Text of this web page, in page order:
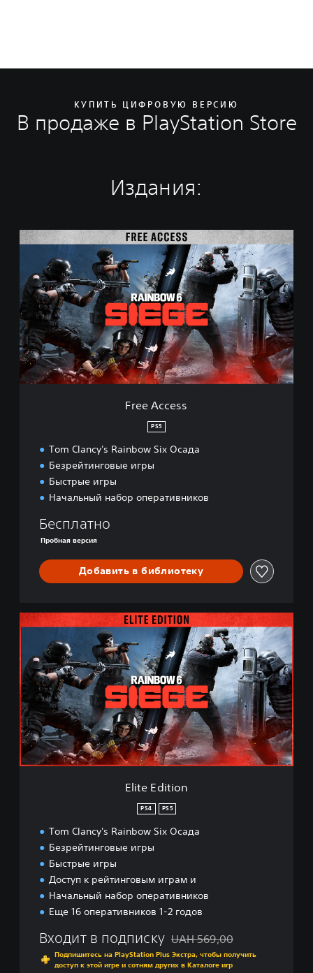
КУПИТЬ ЦИФРОВУЮ ВЕРСИЮ
В продаже в PlayStation Store
Издания:
F
A
c
c
e
s
s
Free Access
PS5
Tom Clancy's Rainbow Six Осада
Безрейтинговые игры
Быстрые игры
Начальный набор оперативников
Бесплатно
Пробная версия
Добавить в библиотеку
E
l
t
e
E
d
i
t
i
o
n
Elite Edition
PS4 PS5
Tom Clancy's Rainbow Six Осада
Безрейтинговые игры
Быстрые игры
Доступ к рейтинговым играм и
Начальный набор оперативников
Еще 16 оперативников 1-2 годов
Входит в подписку Скидка с исходной цены
UAH 569,00
Подпишитесь на PlayStation Plus Экстра, чтобы получить
доступ к этой игре и сотням других в Каталоге игр